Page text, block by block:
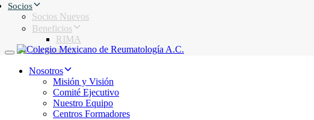
Socios
Socios Nuevos
Beneficios
RIMA
Facturación
Toggle navigation
Nosotros
Misión y Visión
Comité Ejecutivo
Nuestro Equipo
Centros Formadores